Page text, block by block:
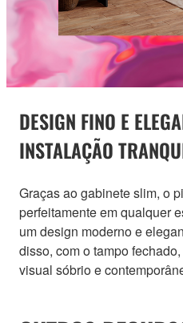
DESIGN FINO E
INSTALAÇÃO
Graças ao gabinete slim, o
perfeitamente em qualquer
um design moderno e
disso, com o tampo
visual sóbrio e